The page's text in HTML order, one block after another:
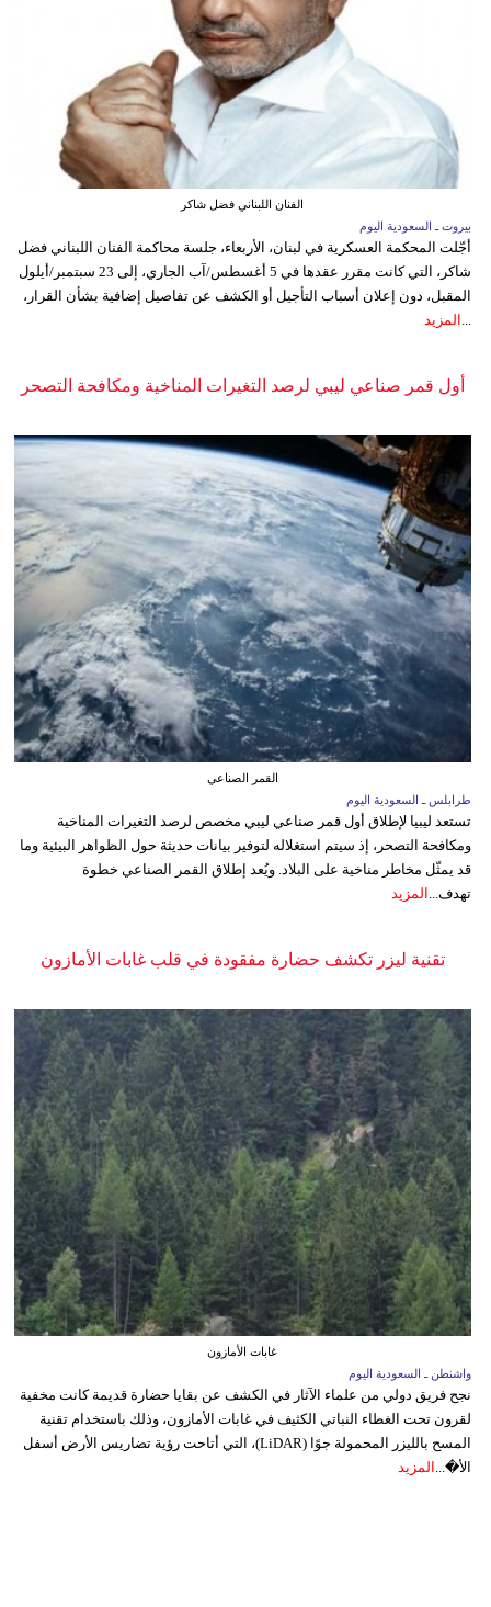
الفنان اللبناني فضل شاكر
بيروت ـ السعودية اليوم
أجّلت المحكمة العسكرية في لبنان، الأربعاء، جلسة محاكمة الفنان اللبناني فضل
شاكر، التي كانت مقرر عقدها في 5 أغسطس/آب الجاري، إلى 23 سبتمبر/أيلول
المقبل، دون إعلان أسباب التأجيل أو الكشف عن تفاصيل إضافية بشأن القرار،
... المزيد
أول قمر صناعي ليبي لرصد التغيرات المناخية ومكافحة التصحر
القمر الصناعي
طرابلس ـ السعودية اليوم
تستعد ليبيا لإطلاق أول قمر صناعي ليبي مخصص لرصد التغيرات المناخية
ومكافحة التصحر، إذ سيتم استغلاله لتوفير بيانات حديثة حول الظواهر البيئية وما
قد يمثّل مخاطر مناخية على البلاد. ويُعد إطلاق القمر الصناعي خطوة
تهدف...
المزيد
تقنية ليزر تكشف حضارة مفقودة في قلب غابات الأمازون
غابات الأمازون
واشنطن ـ السعودية اليوم
نجح فريق دولي من علماء الآثار في الكشف عن بقايا حضارة قديمة كانت مخفية
لقرون تحت الغطاء النباتي الكثيف في غابات الأمازون، وذلك باستخدام تقنية
المسح بالليزر المحمولة جوًا (LiDAR)، التي أتاحت رؤية تضاريس الأرض أسفل
الأ�... المزيد